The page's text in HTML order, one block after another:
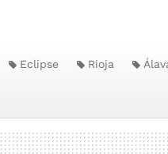
Eclipse Rioja